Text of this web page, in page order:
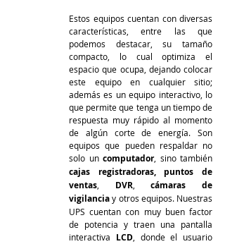
Estos equipos cuentan con diversas
características, entre las que
podemos destacar, su tamaño
compacto, lo cual optimiza el
espacio que ocupa, dejando colocar
este equipo en cualquier sitio;
además es un equipo interactivo, lo
que permite que tenga un tiempo de
respuesta muy rápido al momento
de algún corte de energía. Son
equipos que pueden respaldar no
solo un computador
cajas registradoras, puntos de
ventas
DVR , cámaras de
vigilancia y otros equipos. Nuestras
UPS cuentan con muy buen factor
de potencia y traen una pantalla
interactiva LCD, donde el usuario